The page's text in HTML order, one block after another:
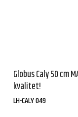
Globus Caly 50 cm
kvalitet!
LH-CALY 049